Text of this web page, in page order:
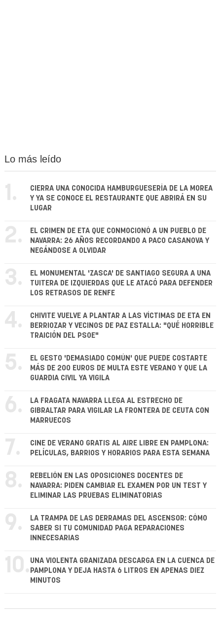
Lo más leído
1.
CIERRA UNA CONOCIDA HAMBURGUESERÍA DE LA MOREA
Y YA SE CONOCE EL RESTAURANTE QUE ABRIRÁ EN SU
LUGAR
2.
EL CRIMEN DE ETA QUE CONMOCIONÓ A UN PUEBLO DE
NAVARRA: 26 AÑOS RECORDANDO A PACO CASANOVA Y
NEGÁNDOSE A OLVIDAR
3.
EL MONUMENTAL 'ZASCA' DE SANTIAGO SEGURA A UNA
TUITERA DE IZQUIERDAS QUE LE ATACÓ PARA DEFENDER
LOS RETRASOS DE RENFE
4.
CHIVITE VUELVE A PLANTAR A LAS VÍCTIMAS DE ETA EN
BERRIOZAR Y VECINOS DE PAZ ESTALLA: "QUÉ HORRIBLE
TRAICIÓN DEL PSOE"
5.
EL GESTO 'DEMASIADO COMÚN' QUE PUEDE COSTARTE
MÁS DE 200 EUROS DE MULTA ESTE VERANO Y QUE LA
GUARDIA CIVIL YA VIGILA
6.
LA FRAGATA NAVARRA LLEGA AL ESTRECHO DE
GIBRALTAR PARA VIGILAR LA FRONTERA DE CEUTA CON
MARRUECOS
7.
CINE DE VERANO GRATIS AL AIRE LIBRE EN PAMPLONA:
PELÍCULAS, BARRIOS Y HORARIOS PARA ESTA SEMANA
8.
REBELIÓN EN LAS OPOSICIONES DOCENTES DE
NAVARRA: PIDEN CAMBIAR EL EXAMEN POR UN TEST Y
ELIMINAR LAS PRUEBAS ELIMINATORIAS
9.
LA TRAMPA DE LAS DERRAMAS DEL ASCENSOR: CÓMO
SABER SI TU COMUNIDAD PAGA REPARACIONES
INNECESARIAS
10. UNA VIOLENTA GRANIZADA DESCARGA EN LA CUENCA DE
PAMPLONA Y DEJA HASTA 6 LITROS EN APENAS DIEZ
MINUTOS